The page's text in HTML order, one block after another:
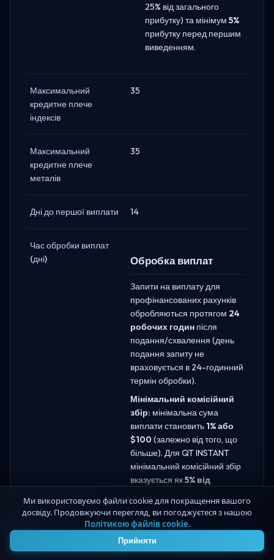
25% від загального
прибутку) та мінімум 5%
прибутку перед першим
виведенням.
Максимальний
кредитне плече
індексів
35
Максимальний
кредитне плече
металів
35
Дні до першої виплати 14
Час обробки виплат
(дні)
Обробка виплат
Запити на виплату для
профінансованих рахунків
обробляються протягом 24
робочих годин після
подання/схвалення (день
подання запиту не
враховується в 24-годинний
термін обробки).
Мінімальний комісійний
збір: мінімальна сума
виплати становить 1% або
$100 (залежно від того, що
більше). Для QT INSTANT
мінімальний комісійний збір
вказується як5% від
Дозволено об'єднання
Так
Ми використовуємо файли cookie для покращення вашого
досвіду. Продовжуючи перегляд, ви погоджуєтеся з нашою
Політикою файлів cookie.
Прийняти